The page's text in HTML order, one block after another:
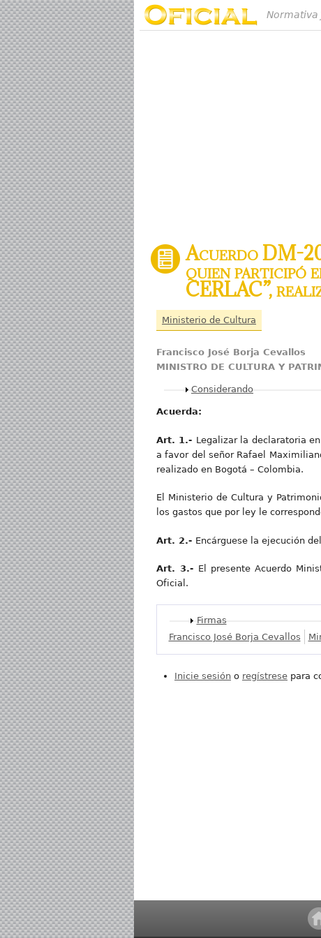
Normativa
Acuerdo DM-
quien participó
CERLAC”,
Ministerio de Cultura
Francisco José Borja Cevallos
MINISTRO DE CULTURA Y
Mostrar
Considerando
Acuerda:
Art. 1.- Legalizar la declaratoria
a favor del señor Rafael
realizado en Bogotá – Colombia.
El Ministerio de Cultura y
los gastos que por ley le
Art. 2.- Encárguese la ejecución
Art. 3.- El presente Acuerdo
Oficial.
Mostrar
Firmas
Francisco José Borja Cevallos
Inicie sesión o regístrese para